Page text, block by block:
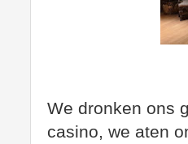
We dronken ons
casino, we aten